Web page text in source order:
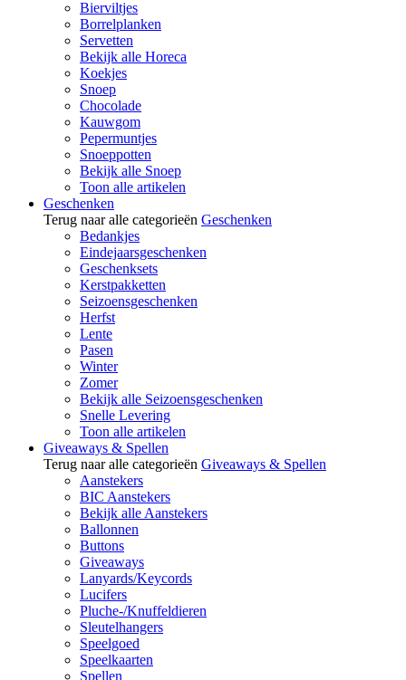
Bierviltjes
Borrelplanken
Servetten
Bekijk alle Horeca
Koekjes
Snoep
Chocolade
Kauwgom
Pepermuntjes
Snoeppotten
Bekijk alle Snoep
Toon alle artikelen
Geschenken
Terug naar alle categorieën Geschenken
Bedankjes
Eindejaarsgeschenken
Geschenksets
Kerstpakketten
Seizoensgeschenken
Herfst
Lente
Pasen
Winter
Zomer
Bekijk alle Seizoensgeschenken
Snelle Levering
Toon alle artikelen
Giveaways & Spellen
Terug naar alle categorieën Giveaways & Spellen
Aanstekers
BIC Aanstekers
Bekijk alle Aanstekers
Ballonnen
Buttons
Giveaways
Lanyards/Keycords
Lucifers
Pluche-/Knuffeldieren
Sleutelhangers
Speelgoed
Speelkaarten
Spellen